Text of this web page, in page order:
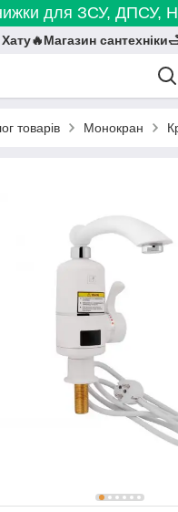
для ЗСУ, ДПСУ,
товарів Монокран